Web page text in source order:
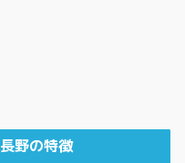
野の特徴